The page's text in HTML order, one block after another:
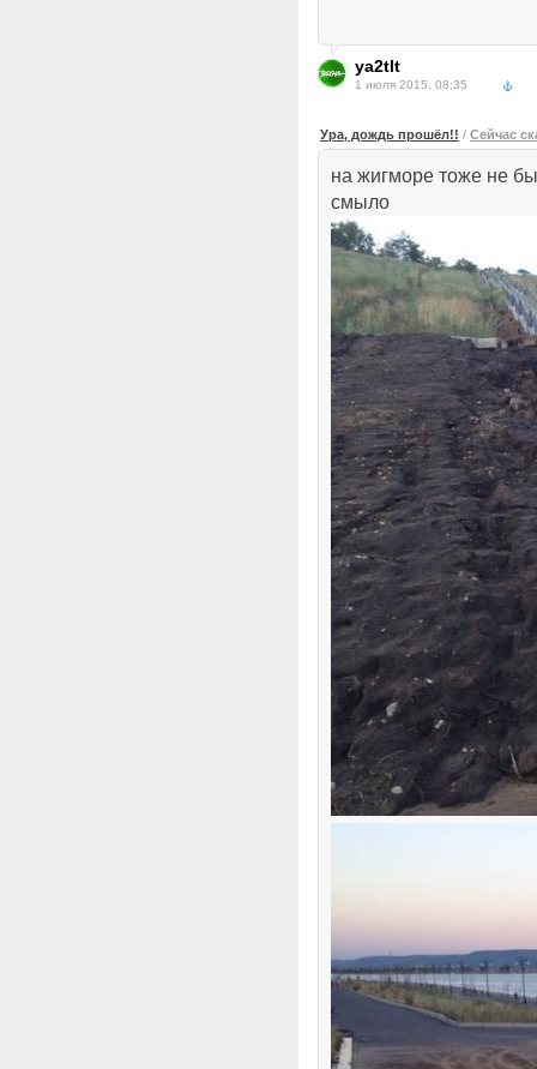
ya2tlt
1 июля 2015, 08:35
Ура, дождь прошёл!! / Сейчас
на жигморе тоже не
смыло